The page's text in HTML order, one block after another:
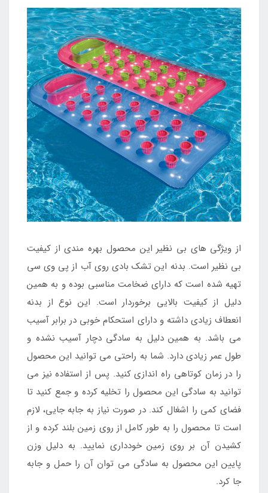
از ویژگی های بی نظیر این محصول بهره مندی از کیفیت
بی نظیر است. بدنه این تشک بادی روی آب از پی وی سی
تهیه شده است که دارای ضخامت مناسبی بوده و به همین
دلیل از کیفیت بالایی برخوردار است. این نوع از بدنه
انعطاف زیادی داشته و دارای استحکام خوبی در برابر آسیب
می باشد. به همین دلیل به سادگی دچار آسیب نشده و
طول عمر زیادی دارد. شما به راحتی می توانید این محصول
را در زمان کوتاهی راه اندازی کنید. پس از استفاده نیز می
توانید به سادگی این محصول را تخلیه کرده و جمع کنید تا
فضای کمی را اشغال کند. در صورت نیاز به جابه جایی، لازم
است تا محصول را به طور کامل از روی زمین بلند کرده و از
کشیدن آن بر روی زمین خودداری نمایید. به دلیل وزن
پایین این محصول به سادگی می توان آن را حمل و جابه
جا کرد.